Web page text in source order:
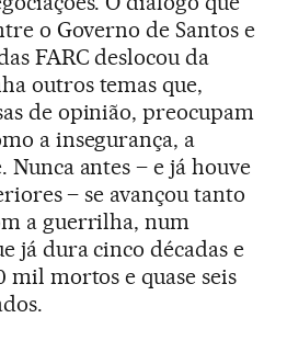
o Governo de Santos e
FARC deslocou da
outros temas que,
de opinião, preocupam
a insegurança, a
Nunca antes – e já houve
– se avançou tanto
a guerrilha, num
já dura cinco décadas e
mil mortos e quase seis